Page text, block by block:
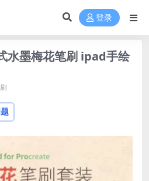
登录
水墨梅花笔刷 ipad手绘